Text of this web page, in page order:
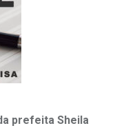
prefeita Sheila